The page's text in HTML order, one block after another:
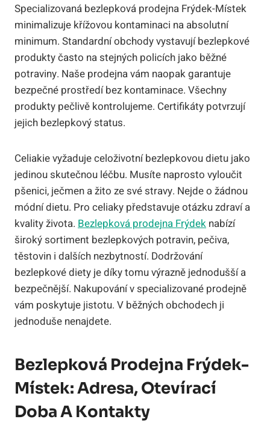
Specializovaná bezlepková prodejna Frýdek-Místek
minimalizuje křížovou kontaminaci na absolutní
minimum. Standardní obchody vystavují bezlepkové
produkty často na stejných policích jako běžné
potraviny. Naše prodejna vám naopak garantuje
bezpečné prostředí bez kontaminace. Všechny
produkty pečlivě kontrolujeme. Certifikáty potvrzují
jejich bezlepkový status.
Celiakie vyžaduje celoživotní bezlepkovou dietu jako
jedinou skutečnou léčbu. Musíte naprosto vyloučit
pšenici, ječmen a žito ze své stravy. Nejde o žádnou
módní dietu. Pro celiaky představuje otázku zdraví a
kvality života. Bezlepková prodejna Frýdek nabízí
široký sortiment bezlepkových potravin, pečiva,
těstovin i dalších nezbytností. Dodržování
bezlepkové diety je díky tomu výrazně jednodušší a
bezpečnější. Nakupování v specializované prodejně
vám poskytuje jistotu. V běžných obchodech ji
jednoduše nenajdete.
Bezlepková Prodejna Frýdek-
Místek: Adresa, Otevírací
Doba A Kontakty